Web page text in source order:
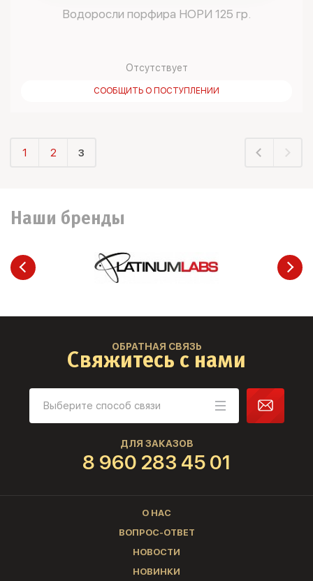
Водоросли порфира НОРИ 125 гр.
Отсутствует
СООБЩИТЬ О ПОСТУПЛЕНИИ
1 2 3
Наши бренды
ОБРАТНАЯ СВЯЗЬ
Свяжитесь с нами
ДЛЯ ЗАКАЗОВ
8 960 283 45 01
О НАС
ВОПРОС-ОТВЕТ
НОВОСТИ
НОВИНКИ